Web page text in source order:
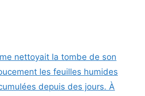
nettoyait la tombe de son
les feuilles humides
depuis des jours. À